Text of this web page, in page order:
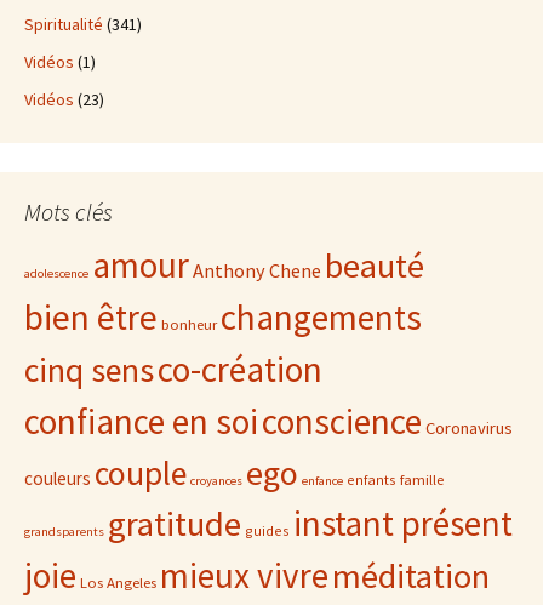
Spiritualité (341)
Vidéos (1)
Vidéos (23)
Mots clés
adolescence amourAnthony Chene beauté
bien être bonheur changements
cinq sensco-création
confiance en soiconscience Coronavirus
couleurs couple croyances ego enfance enfants famille
grandsparents gratitude guides instant présent
joie Los Angeles mieux vivreméditation